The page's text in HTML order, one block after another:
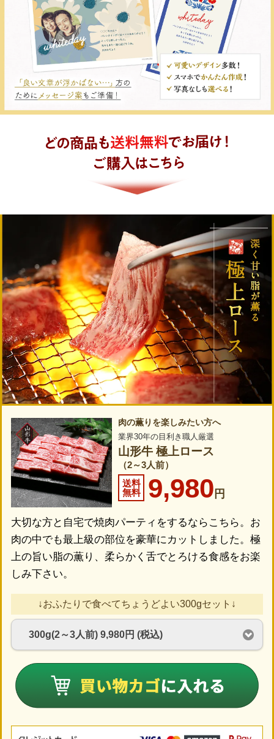
肉の薫りを楽しみたい方へ
業界30年の目利き職人厳選
山形牛 極上ロース
（2～3人前）
送料
無料
9,980 円
大切な方と自宅で焼肉パーティをするならこちら。お
肉の中でも最上級の部位を豪華にカットしました。極
上の旨い脂の薫り、柔らかく舌でとろける食感をお楽
しみ下さい。
↓おふたりで食べてちょうどよい300gセット↓